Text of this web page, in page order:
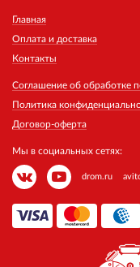
Главная
Оплата и доставка
Контакты
Соглашение об обработке
Политика
Договор-оферта
Мы в социальных сетях:
drom.ru